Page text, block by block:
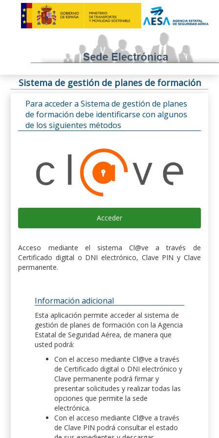
Sistema de gestión de planes de formación
Para acceder a Sistema de gestión de planes
de formación debe identificarse con algunos
de los siguientes métodos
Acceder
Acceso mediante el sistema Cl@ve a través de
Certificado digital o DNI electrónico, Clave PIN y Clave
permanente.
Información adicional
Esta aplicación permite acceder al sistema de
gestión de planes de formación con la Agencia
Estatal de Seguridad Aérea, de manera que
usted podrá:
Con el acceso mediante Cl@ve a través
de Certificado digital o DNI electrónico y
Clave permanente podrá firmar y
presentar solicitudes y realizar todas las
opciones que permite la sede
electrónica.
Con el acceso mediante Cl@ve a través
de Clave PIN podrá consultar el estado